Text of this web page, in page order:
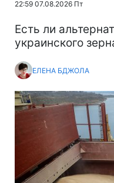
22:59 07.08.2026 Пт
Есть ли
украинского
ЕЛЕНА БДЖОЛА